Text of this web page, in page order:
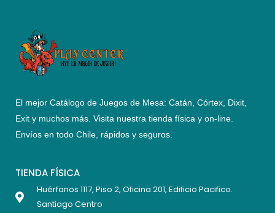
El mejor Catálogo de Juegos de Mesa: Catán, Córtex, Dixit,
Exit y muchos más. Visita nuestra tienda física y on-line.
Envíos en todo Chile, rápidos y seguros.
TIENDA FÍSICA
Huérfanos 1117, Piso 2, Oficina 201, Edificio Pacifico.
Santiago Centro